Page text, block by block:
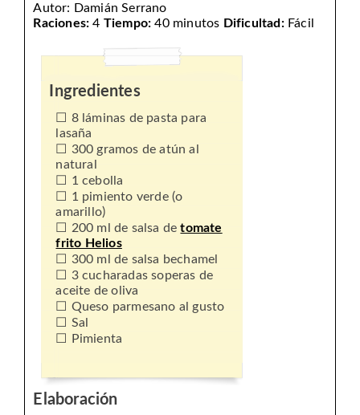
Autor: Damián Serrano
Raciones: 4 Tiempo: 40 minutos Dificultad:Fácil
Ingredientes
8 láminas de pasta para
lasaña
300 gramos de atún al
natural
1 cebolla
1 pimiento verde (o
amarillo)
200 ml de salsa detomate
frito Helios
300 ml de salsa bechamel
3 cucharadas soperas de
aceite de oliva
Queso parmesano al gusto
Sal
Pimienta
Elaboración